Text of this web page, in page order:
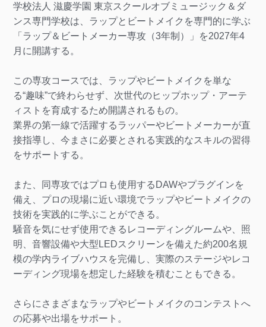
学校法人 滋慶学園 東京スクールオブミュージック＆ダ
ンス専門学校は、ラップとビートメイクを専門的に学ぶ
「ラップ＆ビートメーカー専攻（3年制）」を2027年4
月に開講する。
この専攻コースでは、ラップやビートメイクを単な
る“趣味”で終わらせず、次世代のヒップホップ・アーテ
ィストを育成するため開講されるもの。
業界の第一線で活躍するラッパーやビートメーカーが直
接指導し、今まさに必要とされる実践的なスキルの習得
をサポートする。
また、同専攻ではプロも使用するDAWやプラグインを
備え、プロの現場に近い環境でラップやビートメイクの
技術を実践的に学ぶことができる。
騒音を気にせず使用できるレコーディングルームや、照
明、音響設備や大型LEDスクリーンを備えた約200名規
模の学内ライブハウスを完備し、実際のステージやレコ
ーディング現場を想定した経験を積むこともできる。
さらにさまざまなラップやビートメイクのコンテストへ
の応募や出場をサポート。